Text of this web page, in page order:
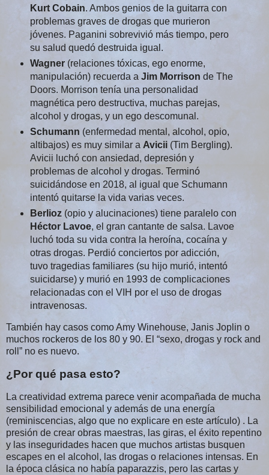
Kurt Cobain. Ambos genios de la guitarra con
problemas graves de drogas que murieron
jóvenes. Paganini sobrevivió más tiempo, pero
su salud quedó destruida igual.
Wagner(relaciones tóxicas, ego enorme,
manipulación) recuerda a Jim Morrison de The
Doors. Morrison tenía una personalidad
magnética pero destructiva, muchas parejas,
alcohol y drogas, y un ego descomunal.
Schumann (enfermedad mental, alcohol, opio,
altibajos) es muy similar a Avicii(Tim Bergling).
Avicii luchó con ansiedad, depresión y
problemas de alcohol y drogas. Terminó
suicidándose en 2018, al igual que Schumann
intentó quitarse la vida varias veces.
Berlioz(opio y alucinaciones) tiene paralelo con
Héctor Lavoe, el gran cantante de salsa. Lavoe
luchó toda su vida contra la heroína, cocaína y
otras drogas. Perdió conciertos por adicción,
tuvo tragedias familiares (su hijo murió, intentó
suicidarse) y murió en 1993 de complicaciones
relacionadas con el VIH por el uso de drogas
intravenosas.
También hay casos como Amy Winehouse, Janis Joplin o
muchos rockeros de los 80 y 90. El “sexo, drogas y rock and
roll” no es nuevo.
¿Por qué pasa esto?
La creatividad extrema parece venir acompañada de mucha
sensibilidad emocional y además de una energía
(reminiscencias, algo que no explicare en este artículo) . La
presión de crear obras maestras, las giras, el éxito repentino
y las inseguridades hacen que muchos artistas busquen
escapes en el alcohol, las drogas o relaciones intensas. En
la época clásica no había paparazzis, pero las cartas y